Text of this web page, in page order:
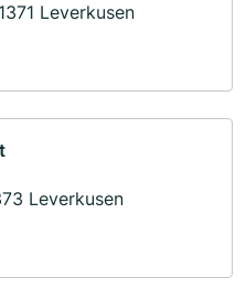
Leverkusen
Leverkusen